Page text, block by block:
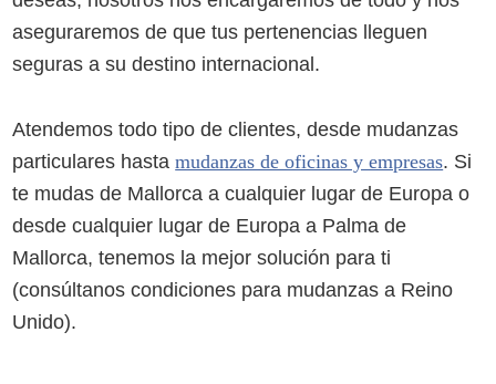
aseguraremos de que tus pertenencias lleguen
seguras a su destino internacional.
Atendemos todo tipo de clientes, desde mudanzas
particulares hastamudanzas de oficinas y empresas. Si
te mudas de Mallorca a cualquier lugar de Europa o
desde cualquier lugar de Europa a Palma de
Mallorca, tenemos la mejor solución para ti
(consúltanos condiciones para mudanzas a Reino
Unido).